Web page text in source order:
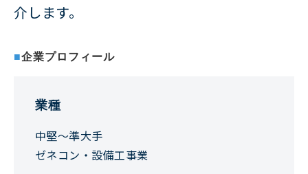
介します。
■企業プロフィール
業種
中堅〜準大手
ゼネコン・設備工事業